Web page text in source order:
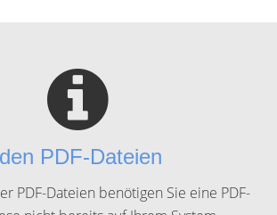
PDF-Dateien
PDF-Dateien benötigen Sie eine PDF-